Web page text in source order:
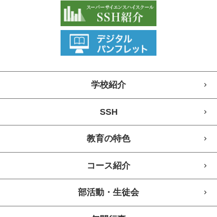
学校紹介
SSH
教育の特色
コース紹介
部活動・生徒会